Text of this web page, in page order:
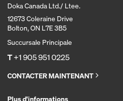
Doka Canada Ltd./ Ltee.
12673 Coleraine Drive
Bolton, ON L7E 3B5
Succursale Principale
T+1 905 951 0225
CONTACTER MAINTENANT
Plus d'informations